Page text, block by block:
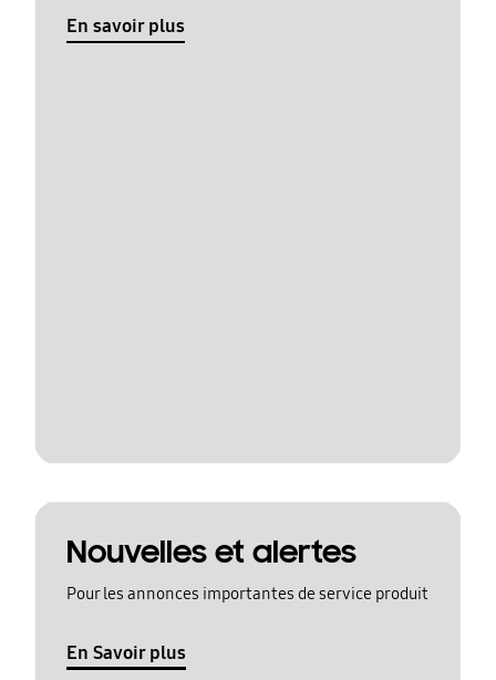
En savoir plus
Nouvelles et alertes
Pour les annonces importantes de service produit
En Savoir plus